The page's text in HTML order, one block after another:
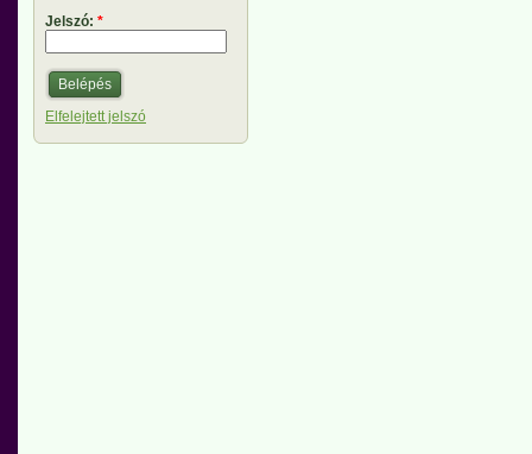
Jelszó: *
Elfelejtett jelszó